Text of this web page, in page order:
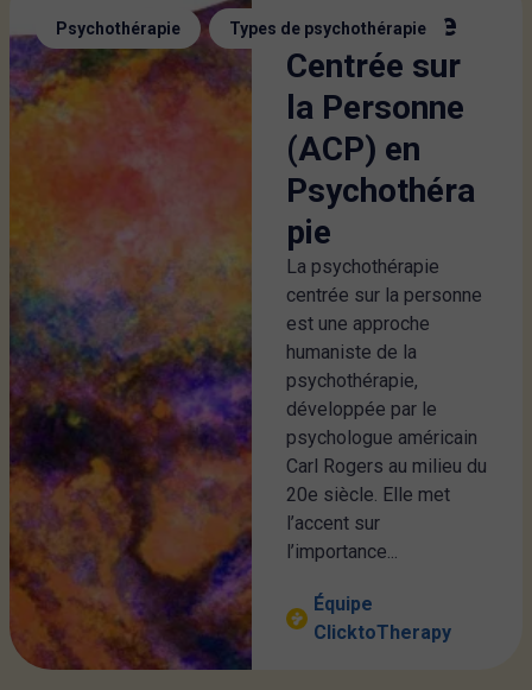
Psychothérapie , Types de psychothérapie
L’Approche
Centrée sur
la Personne
(ACP) en
Psychothéra
pie
La psychothérapie
centrée sur la personne
est une approche
humaniste de la
psychothérapie,
développée par le
psychologue américain
Carl Rogers au milieu du
20e siècle. Elle met
l’accent sur
l’importance...
Équipe
ClicktoTherapy